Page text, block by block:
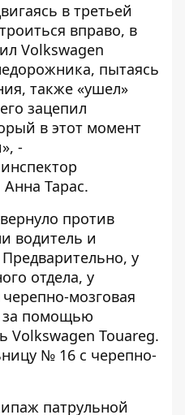
в третьей
вправо, в
Volkswagen
пытаясь
также «ушел»
зацепил
в этот момент
-
Тарас.
против
водитель и
у
отдела, у
мозговая
за помощью
Volkswagen Touareg.
№ 16 с черепно-
патрульной